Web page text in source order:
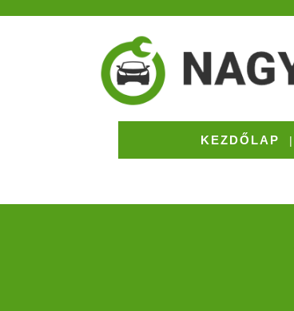
KEZDŐLAP